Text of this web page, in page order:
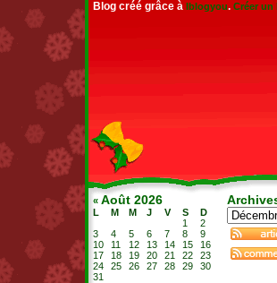
Blog créé grâce à Iblogyou. Créer un
«Août 2026
L M M J V S
D
1
2
3
4 5 6 7 8
9
10
11 12 13 14 15
16
17
18 19 20 21 22
23
24
25 26 27 28 29
30
31